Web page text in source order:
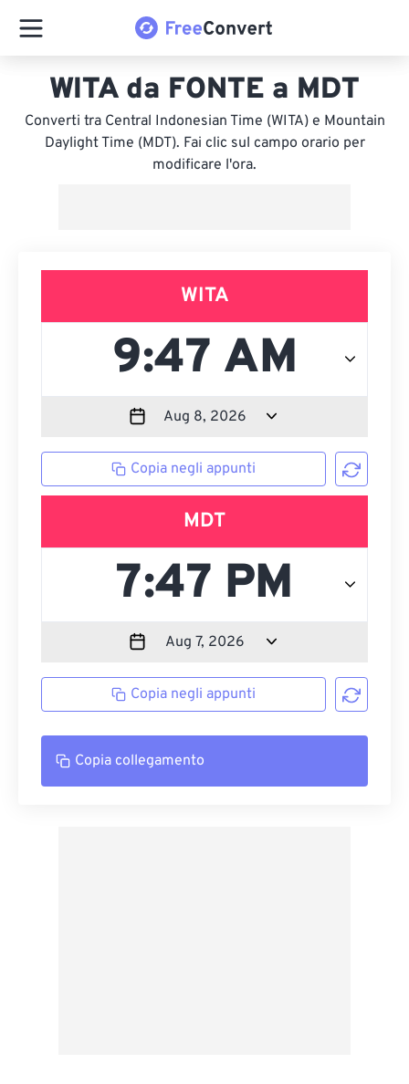
WITA da FONTE a MDT
Converti tra Central Indonesian Time (WITA) e Mountain
Daylight Time (MDT). Fai clic sul campo orario per
modificare l'ora.
WITA
Copia negli appunti
MDT
Copia negli appunti
Copia collegamento